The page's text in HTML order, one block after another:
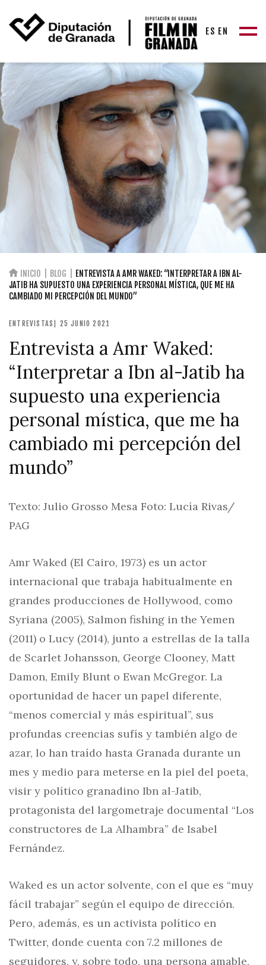
ES EN
INICIO BLOG
ENTREVISTA A AMR WAKED: “INTERPRETAR A IBN AL-
JATIB HA SUPUESTO UNA EXPERIENCIA PERSONAL MÍSTICA, QUE ME HA
CAMBIADO MI PERCEPCIÓN DEL MUNDO”
ENTREVISTAS | 25 JUNIO 2021
Entrevista a Amr Waked:
“Interpretar a Ibn al-Jatib ha
supuesto una experiencia
personal mística, que me ha
cambiado mi percepción del
mundo”
Texto: Julio Grosso Mesa Foto: Lucía Rivas/
PAG
Amr Waked (El Cairo, 1973) es un actor
internacional que trabaja habitualmente en
grandes producciones de Hollywood, como
Syriana (2005), Salmon fishing in the Yemen
(2011) o Lucy (2014), junto a estrellas de la talla
de Scarlet Johansson, George Clooney, Matt
Damon, Emily Blunt o Ewan McGregor. La
oportunidad de hacer un papel diferente,
“menos comercial y más espiritual”, sus
profundas creencias sufís y también algo de
azar, lo han traído hasta Granada durante un
mes y medio para meterse en la piel del poeta,
visir y político granadino Ibn al-Jatib,
protagonista del largometraje documental “Los
constructores de La Alhambra” de Isabel
Fernández.
Waked es un actor solvente, con el que es “muy
fácil trabajar” según el equipo de dirección.
Pero, además, es un activista político en
Twitter, donde cuenta con 7.2 millones de
seguidores, y, sobre todo, una persona amable,